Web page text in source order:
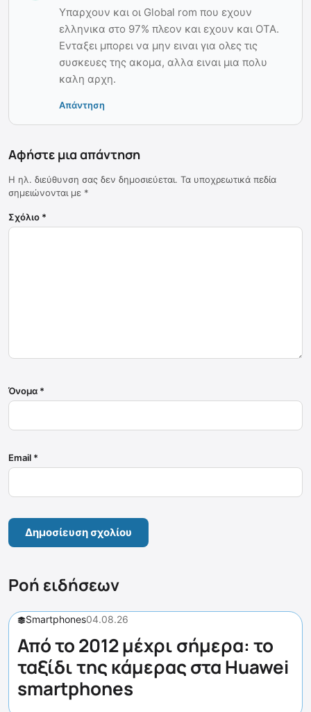
Υπαρχουν και οι Global rom που εχουν
ελληνικα στο 97% πλεον και εχουν και OTA.
Ενταξει μπορει να μην ειναι για ολες τις
συσκευες της ακομα, αλλα ειναι μια πολυ
καλη αρχη.
Απάντηση
Αφήστε μια απάντηση
Η ηλ. διεύθυνση σας δεν δημοσιεύεται. Τα υποχρεωτικά πεδία
σημειώνονται με *
Σχόλιο *
Όνομα *
Email *
Ροή ειδήσεων
Smartphones04.08.26
Από το 2012 μέχρι σήμερα: το
ταξίδι της κάμερας στα Huawei
smartphones